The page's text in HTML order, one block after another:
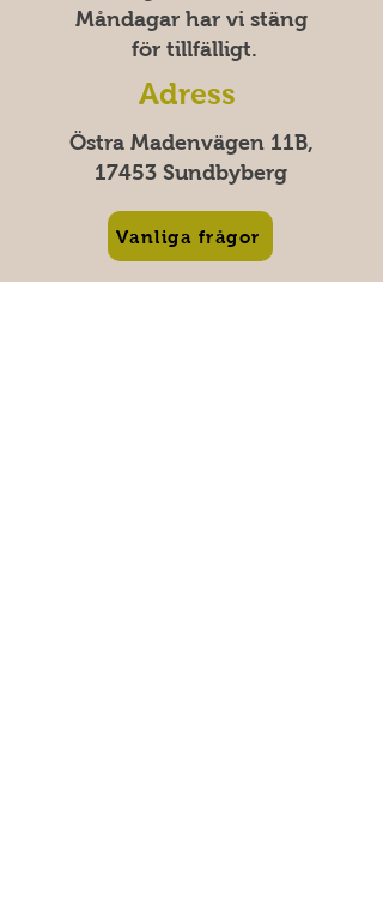
Måndagar har vi stäng
för tillfälligt.
Adress
Östra Madenvägen 11B,
17453 Sundbyberg
Vanliga frågor